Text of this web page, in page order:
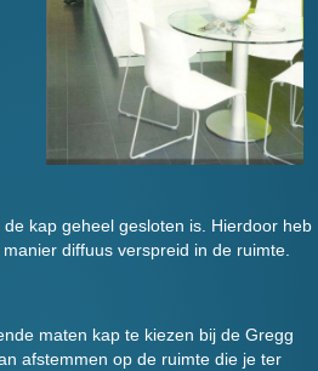
kap geheel gesloten is. Hierdoor heb
diffuus verspreid in de ruimte.
maten kap te kiezen bij de Gregg
afstemmen op de ruimte die je ter